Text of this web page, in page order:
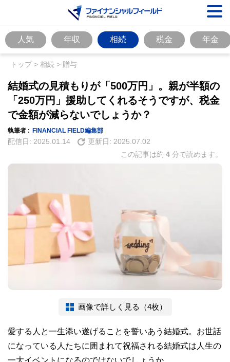
人気 年収 相続 税金 年金
トップ> 相続 > 贈与
結婚式の見積もりが「500万円」。親が半額の
「250万円」援助してくれるそうですが、税金
で金額が減らないでしょうか？
執筆者 : FINANCIAL FIELD編集部
配信日: 2025.01.14 更新日: 2025.07.02
この記事は約 4 分で読めます。
画像で詳しく見る（4枚）
愛する人と一生添い遂げることを誓いあう結婚式。お世話
になっている人たちに囲まれて祝福される結婚式は人生の
一大イベントになるのではないでしょうか。